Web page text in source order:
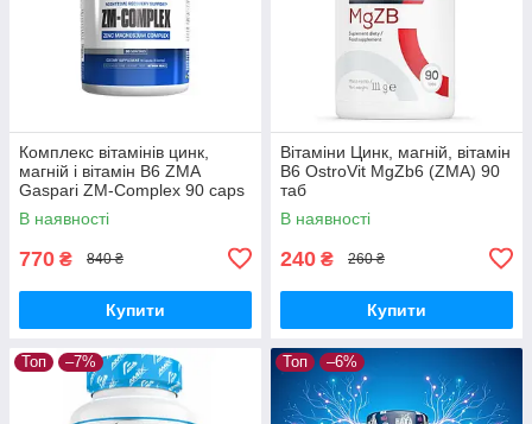
Комплекс вітамінів цинк,
магній і вітамін В6 ZMA
Gaspari ZM-Complex 90 caps
В наявності
770 ₴ 840 ₴
Купити
Вітаміни Цинк, магній, вітамін
В6 OstroVit MgZb6 (ZMA) 90
таб
В наявності
240 ₴ 260 ₴
Купити
Топ –7% Топ –6%